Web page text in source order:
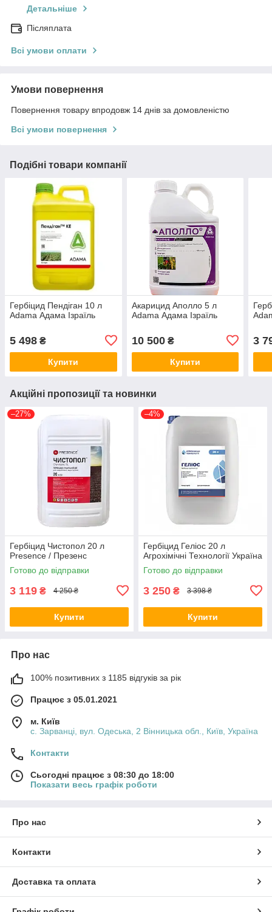
Детальніше
Післяплата
Всі умови оплати
Умови повернення
Повернення товару впродовж 14 днів за домовленістю
Всі умови повернення
Подібні товари компанії
Гербіцид Пендіган 10 л
Adama Адама Ізраїль
5 498 ₴
Купити
Акарицид Аполло 5 л
Adama Адама Ізраїль
10 500₴
Купити
3
Акційні пропозиції та новинки
–27%
Гербіцид Чистопол 20 л
Presence / Презенс
Готово до відправки
3 119 ₴ 4 250 ₴
Купити
–4%
Гербіцид Геліос 20 л
Агрохімічні Технології Україна
Готово до відправки
3 250 ₴ 3 398 ₴
Купити
Про нас
100% позитивних з 1185 відгуків за рік
Працює з 05.01.2021
м. Київ
с. Зарванці, вул. Одеська, 2 Вінницька обл., Київ, Україна
Контакти
Сьогодні працює з 08:30 до 18:00
Показати весь графік роботи
Про нас
Контакти
Доставка та оплата